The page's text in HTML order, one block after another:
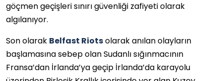
göçmen geçişleri sınırı güvenliği zafiyeti olarak
algılanıyor.
Son olarak Belfast Riotsolarak anılan olayların
başlamasına sebep olan Sudanlı sığınmacının
Fransa’dan İrlanda’ya geçip İrlanda’da karayolu